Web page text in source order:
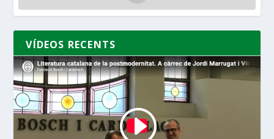
VÍDEOS RECENTS